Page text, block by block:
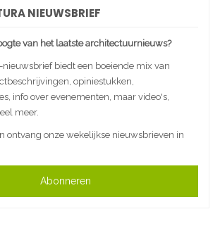
NIEUWSBRIEF
van het laatste architectuurnieuws?
biedt een boeiende mix van
opiniestukken,
info over evenementen, maar video's,
meer.
ontvang onze wekelijkse nieuwsbrieven in
Abonneren